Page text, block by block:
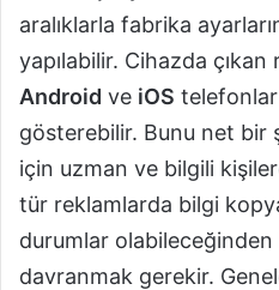
aralıklarla fabrika
yapılabilir. Cihazda çıkan
Android ve iOS telefonlar
gösterebilir. Bunu net bir
için uzman ve bilgili
tür reklamlarda bilgi
durumlar olabileceğinden
davranmak gerekir.